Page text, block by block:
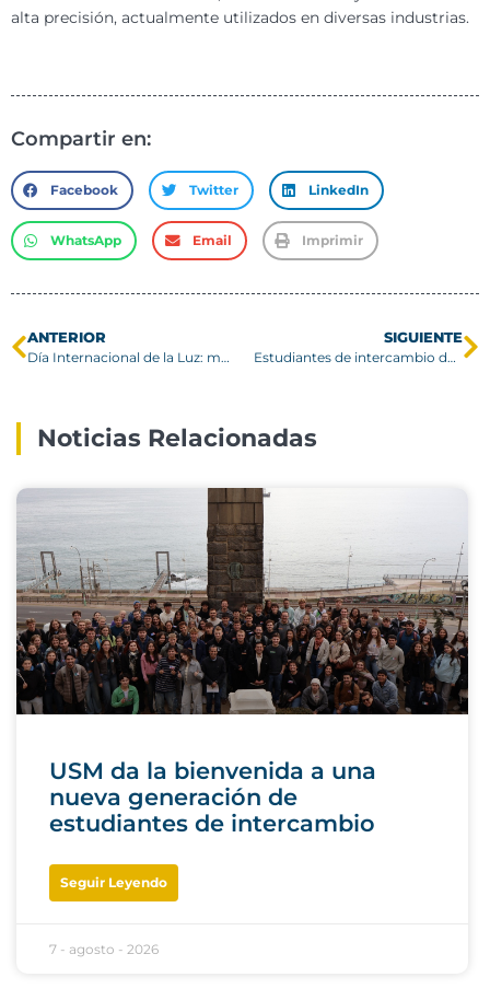
alta precisión, actualmente utilizados en diversas industrias.
Compartir en:
Facebook Twitter LinkedIn
WhatsApp Email Imprimir
ANTERIOR
Día Internacional de la Luz: más que mera iluminación
SIGUIENTE
Estudiantes de intercambio de la USM conocen tradiciones dieciocheras
Noticias Relacionadas
USM da la bienvenida a una
nueva generación de
estudiantes de intercambio
Seguir Leyendo
7 - agosto - 2026